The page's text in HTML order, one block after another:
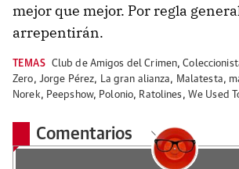
mejor que mejor. Por regla
arrepentirán.
TEMAS Club de Amigos del Crimen,
Zero, Jorge Pérez, La gran alianza, Malatesta,
Norek, Peepshow, Polonio, Ratolines, We Used
Comentarios